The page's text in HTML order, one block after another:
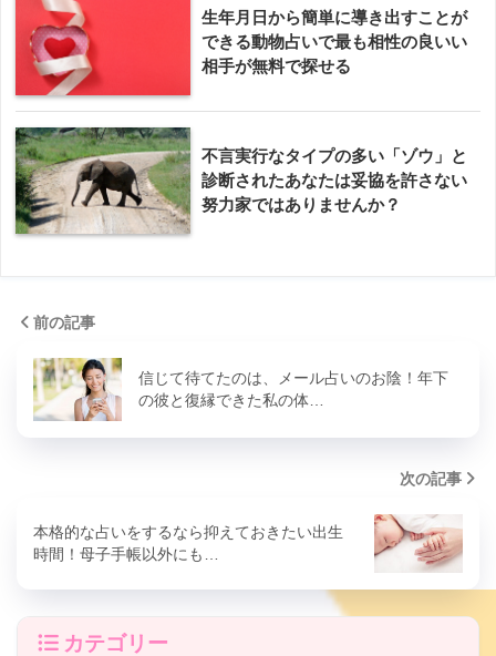
生年月日から簡単に導き出すことが
できる動物占いで最も相性の良いい
相手が無料で探せる
不言実行なタイプの多い「ゾウ」と
診断されたあなたは妥協を許さない
努力家ではありませんか？
前の記事
信じて待てたのは、メール占いのお陰！年下
の彼と復縁できた私の体…
次の記事
本格的な占いをするなら抑えておきたい出生
時間！母子手帳以外にも…
カテゴリー